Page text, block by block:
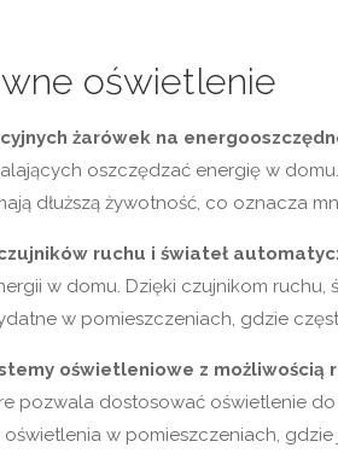
oświetlenie
żarówek na
oszczędzać energię w
dłuższą żywotność, co oznacza
ruchu i świateł
w domu. Dzięki czujnikom
w pomieszczeniach, gdzie
oświetleniowe z możliwością
pozwala dostosować oświetlenie
w pomieszczeniach,